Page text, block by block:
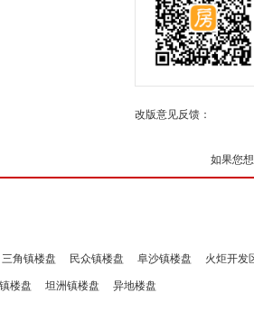
改版意见反馈：
如果您
三角镇楼盘 民众镇楼盘 阜沙镇楼盘 火炬开发
楼盘 坦洲镇楼盘 异地楼盘